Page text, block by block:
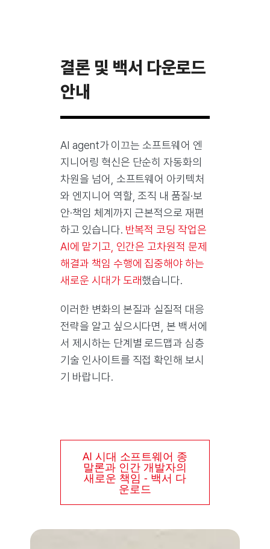
결론 및 백서 다운로드
안내
AI agent가 이끄는 소프트웨어 엔
지니어링 혁신은 단순히 자동화의
차원을 넘어, 소프트웨어 아키텍처
와 엔지니어 역할, 조직 내 품질·보
안·책임 체계까지 근본적으로 재편
하고 있습니다. 반복적 코딩 작업은
AI에 맡기고, 인간은 고차원적 문제
해결과 책임 수행에 집중해야 하는
새로운 시대가 도래했습니다.
이러한 변화의 본질과 실질적 대응
전략을 알고 싶으시다면, 본 백서에
서 제시하는 단계별 로드맵과 심층
기술 인사이트를 직접 확인해 보시
기 바랍니다.
AI 시대 소프트웨어 종
말론과 인간 개발자의
새로운 책임 - 백서 다
운로드